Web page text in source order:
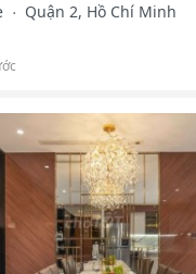
Quận 2, Hồ Chí Minh